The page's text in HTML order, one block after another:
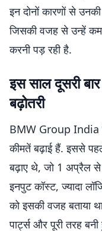
इन दोनों कारणों से
जिसकी वजह से उन्हें कम
करनी पड़ रही है.
इस साल दूसरी
बढ़ोतरी
BMW Group India ने
कीमतें बढ़ाई हैं. इससे
बढ़ाए थे, जो 1 अप्रैल
इनपुट कॉस्ट, ज्यादा
को इसकी वजह बताया
पार्ट्स और पूरी तरह